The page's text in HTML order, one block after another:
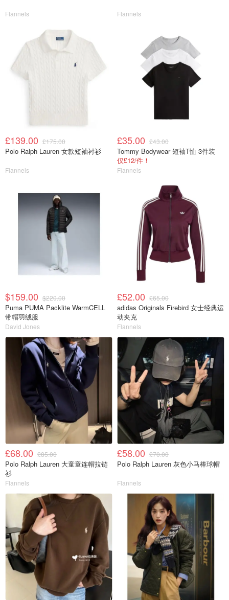
Flannels Flannels
£139.00 £175.00
Polo Ralph Lauren 女款短袖衬衫
Flannels
£35.00 £43.00
Tommy Bodywear 短袖T恤 3件装
仅£12/件！
Flannels
$159.00 $220.00
Puma PUMA Packlite WarmCELL
带帽羽绒服
David Jones
£52.00 £65.00
adidas Originals Firebird 女士经典运
动夹克
Flannels
£68.00 £85.00
Polo Ralph Lauren 大童童连帽拉链
衫
Flannels
£58.00 £70.00
Polo Ralph Lauren 灰色小马棒球帽
Flannels